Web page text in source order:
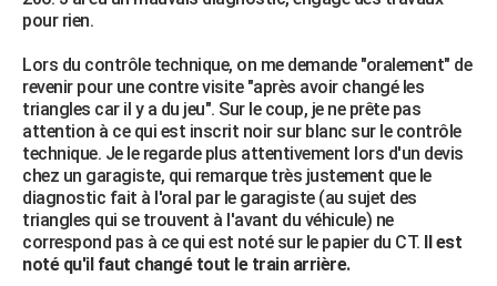
WEEK-END
Art de vivre
Bien-être
Loisirs
Mode
Modes de vie
SANTE
Alimentation
Guide de la santé
Maladies
Médicaments
Sommeil
VOYAGE
Destinations
City break
Voyage nature
Voyage de noces
Forum
Climat
+PHOTO
GUIDES D'ACHAT
BONS PLANS
pour rien.
Lors du contrôle technique, on me demande "oralement" de
revenir pour une contre visite "après avoir changé les
triangles car il y a du jeu". Sur le coup, je ne prête pas
attention à ce qui est inscrit noir sur blanc sur le contrôle
technique. Je le regarde plus attentivement lors d'un devis
chez un garagiste, qui remarque très justement que le
diagnostic fait à l'oral par le garagiste (au sujet des
triangles qui se trouvent à l'avant du véhicule) ne
correspond pas à ce qui est noté sur le papier du CT. Il est
noté qu'il faut changé tout le train arrière.